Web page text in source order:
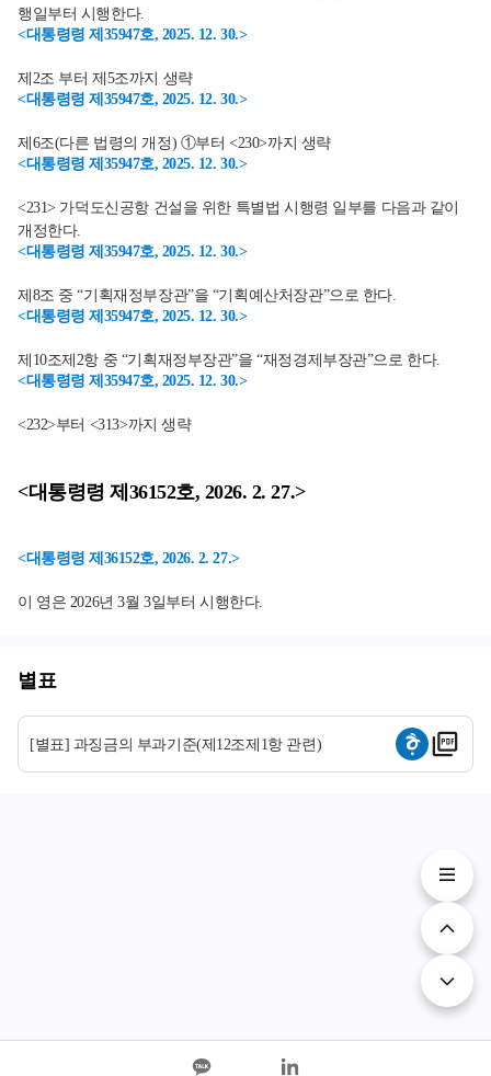
행일부터 시행한다.
<대통령령 제35947호, 2025. 12. 30.>
제2조 부터 제5조까지 생략
<대통령령 제35947호, 2025. 12. 30.>
제6조(다른 법령의 개정) ①부터 <230>까지 생략
<대통령령 제35947호, 2025. 12. 30.>
<231> 가덕도신공항 건설을 위한 특별법 시행령 일부를 다음과 같이
개정한다.
<대통령령 제35947호, 2025. 12. 30.>
제8조 중 “기획재정부장관”을 “기획예산처장관”으로 한다.
<대통령령 제35947호, 2025. 12. 30.>
제10조제2항 중 “기획재정부장관”을 “재정경제부장관”으로 한다.
<대통령령 제35947호, 2025. 12. 30.>
<232>부터 <313>까지 생략
<대통령령 제36152호, 2026. 2. 27.>
<대통령령 제36152호, 2026. 2. 27.>
이 영은 2026년 3월 3일부터 시행한다.
별표
[별표] 과징금의 부과기준(제12조제1항 관련)